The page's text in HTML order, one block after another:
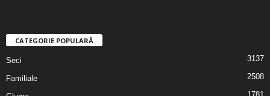
CATEGORIE POPULARĂ
Seci 3137
Familiale 2508